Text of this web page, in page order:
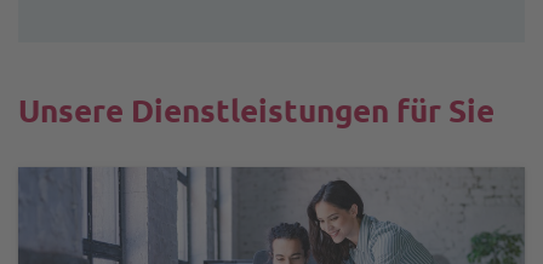
Unsere Dienstleistungen für Sie